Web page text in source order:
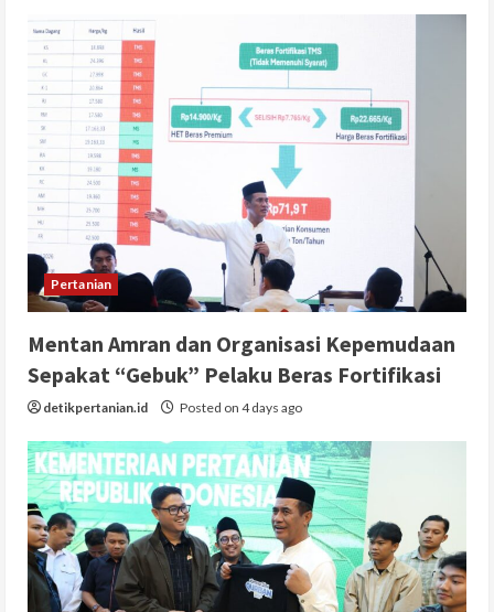
Pertanian
Mentan Amran dan Organisasi Kepemudaan
Sepakat “Gebuk” Pelaku Beras Fortifikasi
detikpertanian.id Posted on 4 days ago